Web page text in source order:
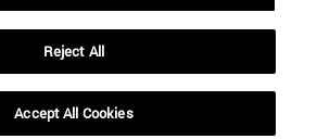
Reject All
Accept All Cookies